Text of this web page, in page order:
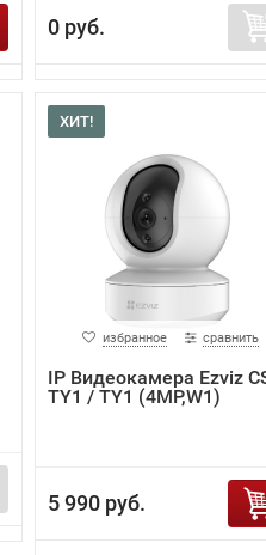
0 руб.
ХИТ!
избранное сравнить
IP Видеокамера Ezviz
TY1 / TY1 (4MP,W1)
5 990 руб.